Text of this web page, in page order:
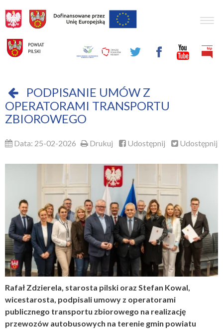
PODPISANIE UMÓW Z
OPERATORAMI TRANSPORTU
ZBIOROWEGO
Data: 25-02-2026 Drukuj Udostępnij Udostępnij
Rafał Zdzierela, starosta pilski oraz Stefan Kowal,
wicestarosta, podpisali umowy z operatorami
publicznego transportu zbiorowego na realizację
przewozów autobusowych na terenie gmin powiatu